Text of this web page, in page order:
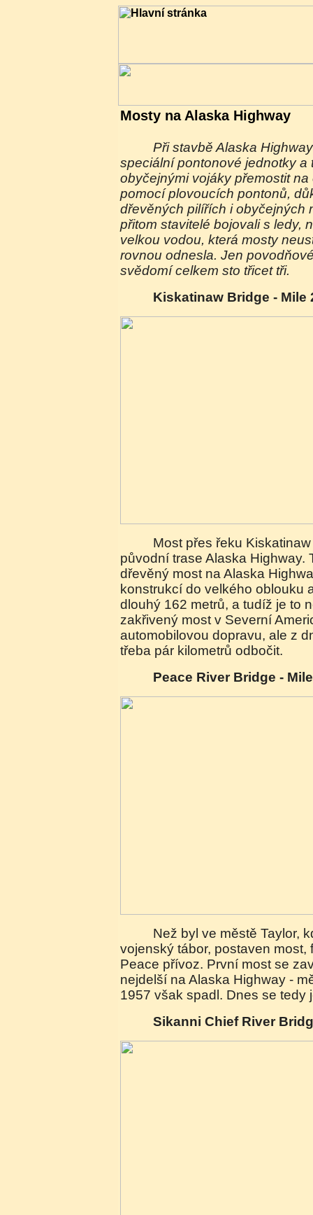
Mosty na Alaska Highway
Při stavbě Alaska Highway v roce 1942 musely
speciální pontonové jednotky a
obyčejnými vojáky přemostit
pomocí plovoucích pontonů,
dřevěných pilířích i obyčejných
přitom stavitelé bojovali s ledy,
velkou vodou, která mosty
rovnou odnesla. Jen
svědomí celkem sto třicet tři.
Kiskatinaw Bridge - Mile
Most přes řeku Kiskatinaw se nachází na
původní trase Alaska Highway.
dřevěný most na Alaska
konstrukcí do velkého oblouku
dlouhý 162 metrů, a tudíž je to
zakřivený most v Severní
automobilovou dopravu, ale z
třeba pár kilometrů odbočit.
Peace River Bridge -
Než byl ve městě Taylor, kde byl za války velký
vojenský tábor, postaven most,
Peace přívoz. První most se
nejdelší na Alaska Highway -
1957 však spadl. Dnes se tedy
Sikanni Chief River